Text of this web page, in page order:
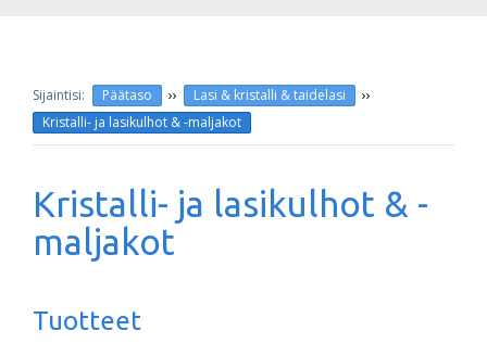
Päätaso ›› Lasi & kristalli & taidelasi ››
Kristalli- ja lasikulhot & -maljakot
Kristalli- ja lasikulhot & -
maljakot
Tuotteet